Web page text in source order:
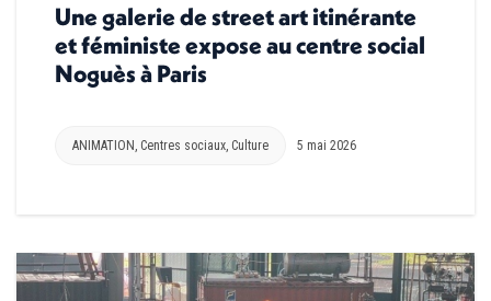
Une galerie de street art itinérante
et féministe expose au centre social
Noguès à Paris
ANIMATION , Centres sociaux, Culture 5 mai 2026